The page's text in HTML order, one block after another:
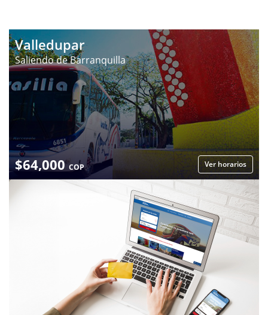
Valledupar
Saliendo de Barranquilla
$64,000 COP Ver horarios